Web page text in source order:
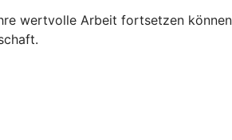
wertvolle Arbeit fortsetzen